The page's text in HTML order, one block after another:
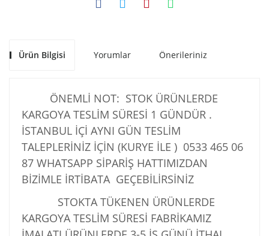
Ürün Bilgisi Yorumlar Önerileriniz
ÖNEMLİ NOT: STOK ÜRÜNLERDE
KARGOYA TESLİM SÜRESİ 1 GÜNDÜR .
İSTANBUL İÇİ AYNI GÜN TESLİM
TALEPLERİNİZ İÇİN (KURYE İLE ) 0533 465 06
87 WHATSAPP SİPARİŞ HATTIMIZDAN
BİZİMLE İRTİBATA GEÇEBİLİRSİNİZ
STOKTA TÜKENEN ÜRÜNLERDE
KARGOYA TESLİM SÜRESİ FABRİKAMIZ